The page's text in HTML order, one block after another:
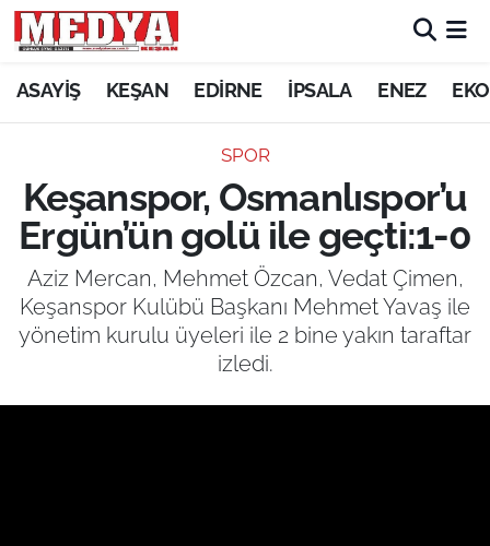
ASAYİŞ KEŞAN EDİRNE İPSALA ENEZ
SPOR
Keşanspor, Osmanlıspor’u
Ergün’ün golü ile geçti:1-0
Aziz Mercan, Mehmet Özcan, Vedat Çimen,
Keşanspor Kulübü Başkanı Mehmet Yavaş ile
yönetim kurulu üyeleri ile 2 bine yakın taraftar
izledi.
KEŞAN
ASAYİŞ
SİYASET
GÜNDEM